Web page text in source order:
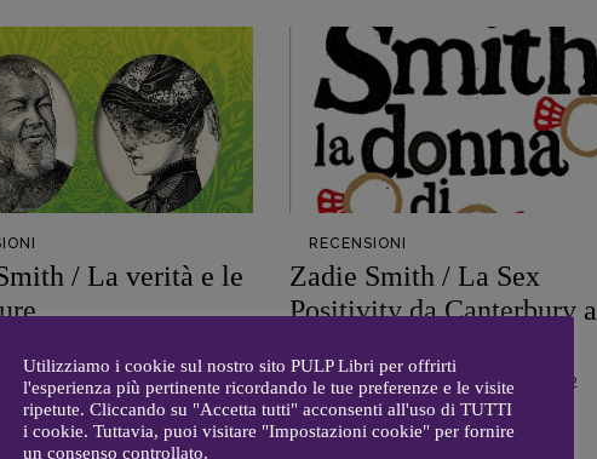
40
REDAZIONE
Walter Catalano Giuseppe
Costigliola, Anna da Re ,
Roberto Derobertis Elio
Grasso,Fabio Malagnini
Valentina Marcoli
Elisabetta
Nicole Spallina,
Roberto Sturm Tania Tonin
CONTATTI
recensioni:
Elio Grasso
[eliovoyager@gmail.com]
Coordinamento Primo Piano
/ La verità e le
MICHIELIN
RECENSIONI
Zadie Smith / La Sex
Positivity da Canterbury a
ELISABETTA MICHIELIN - 11 APRILE 2022
Utilizziamo i cookie sul nostro sito PULP Libri per offrirti
l'esperienza più pertinente ricordando le tue preferenze e le visite
ripetute. Cliccando su "Accetta tutti" acconsenti all'uso di TUTTI
i cookie. Tuttavia, puoi visitare "Impostazioni cookie" per fornire
un consenso controllato.